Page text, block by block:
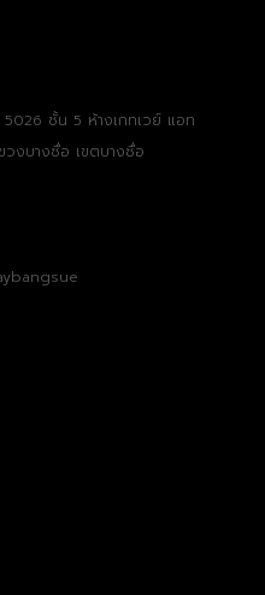
ชั้น 5 ห้างเกทเวย์ แอท
วงบางซื่อ เขตบางซื่อ